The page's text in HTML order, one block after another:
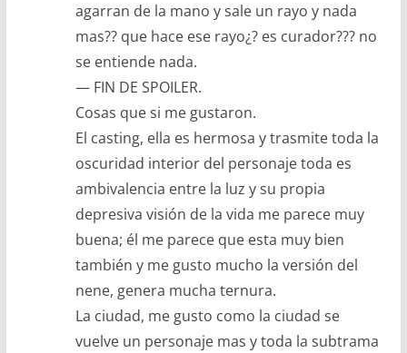
agarran de la mano y sale un rayo y nada
mas?? que hace ese rayo¿? es curador??? no
se entiende nada.
— FIN DE SPOILER.
Cosas que si me gustaron.
El casting, ella es hermosa y trasmite toda la
oscuridad interior del personaje toda es
ambivalencia entre la luz y su propia
depresiva visión de la vida me parece muy
buena; él me parece que esta muy bien
también y me gusto mucho la versión del
nene, genera mucha ternura.
La ciudad, me gusto como la ciudad se
vuelve un personaje mas y toda la subtrama